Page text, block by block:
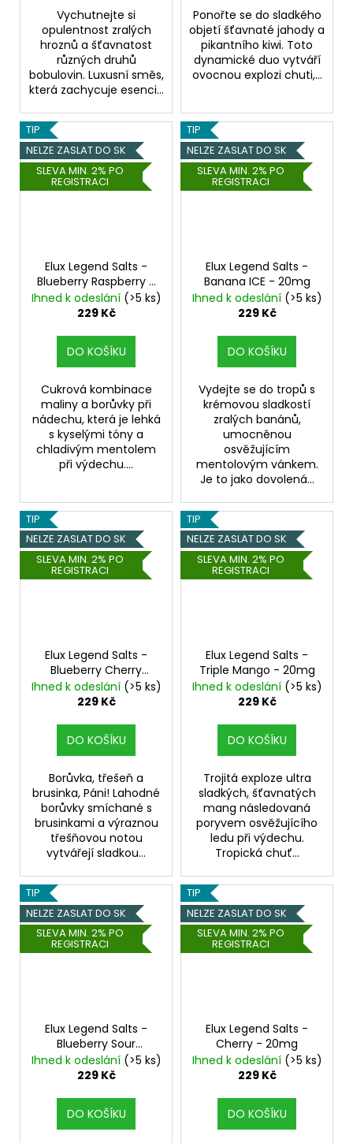
Vychutnejte si
opulentnost zralých
hroznů a šťavnatost
různých druhů
bobulovin. Luxusní směs,
která zachycuje esenci...
Ponořte se do sladkého
objetí šťavnaté jahody a
pikantního kiwi. Toto
dynamické duo vytváří
ovocnou explozi chuti,...
TIP
NELZE ZASLAT DO SK
SLEVA MIN. 2% PO
REGISTRACI
Elux Legend Salts -
Blueberry Raspberry -
20mg
Ihned k odeslání (>5 ks)
229 Kč
DO KOŠÍKU
Cukrová kombinace
maliny a borůvky při
nádechu, která je lehká
s kyselými tóny a
chladivým mentolem
při výdechu....
TIP
NELZE ZASLAT DO SK
SLEVA MIN. 2% PO
REGISTRACI
Elux Legend Salts -
Banana ICE - 20mg
Ihned k odeslání (>5 ks)
229 Kč
DO KOŠÍKU
Vydejte se do tropů s
krémovou sladkostí
zralých banánů,
umocněnou
osvěžujícím
mentolovým vánkem.
Je to jako dovolená...
TIP
NELZE ZASLAT DO SK
SLEVA MIN. 2% PO
REGISTRACI
Elux Legend Salts -
Blueberry Cherry
Cranberry - 20mg
Ihned k odeslání (>5 ks)
229 Kč
DO KOŠÍKU
Borůvka, třešeň a
brusinka, Páni! Lahodné
borůvky smíchané s
brusinkami a výraznou
třešňovou notou
vytvářejí sladkou...
TIP
NELZE ZASLAT DO SK
SLEVA MIN. 2% PO
REGISTRACI
Elux Legend Salts -
Triple Mango - 20mg
Ihned k odeslání (>5 ks)
229 Kč
DO KOŠÍKU
Trojitá exploze ultra
sladkých, šťavnatých
mang následovaná
poryvem osvěžujícího
ledu při výdechu.
Tropická chuť...
TIP
NELZE ZASLAT DO SK
SLEVA MIN. 2% PO
REGISTRACI
Elux Legend Salts -
Blueberry Sour
Raspberry - 20mg
Ihned k odeslání (>5 ks)
229 Kč
DO KOŠÍKU
TIP
NELZE ZASLAT DO SK
SLEVA MIN. 2% PO
REGISTRACI
Elux Legend Salts -
Cherry - 20mg
Ihned k odeslání (>5 ks)
229 Kč
DO KOŠÍKU